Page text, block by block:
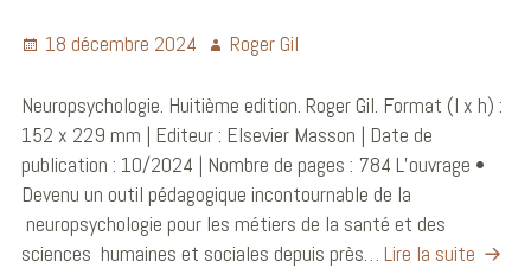
18 décembre 2024 Roger Gil
Neuropsychologie. Huitième edition. Roger Gil. Format (l x h) :
152 x 229 mm | Editeur : Elsevier Masson | Date de
publication : 10/2024 | Nombre de pages : 784 L’ouvrage •
Devenu un outil pédagogique incontournable de la
neuropsychologie pour les métiers de la santé et des
sciences humaines et sociales depuis près… Lire la suite